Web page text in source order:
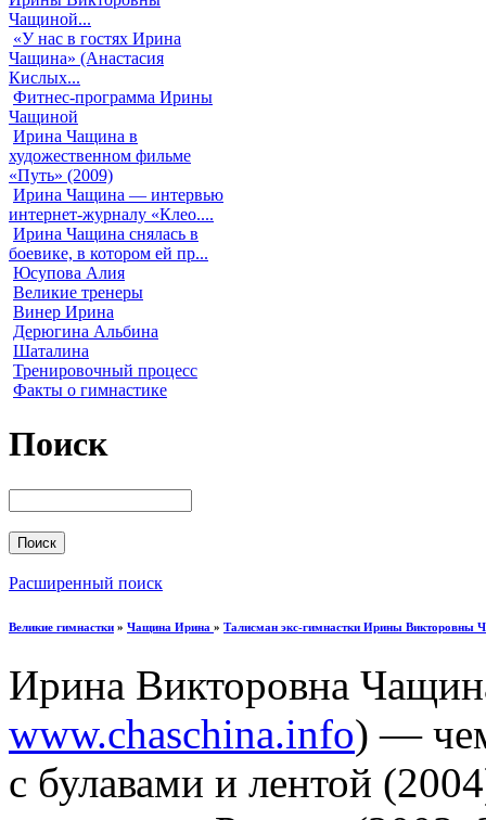
Чащиной...
«У нас в гостях Ирина
Чащина» (Анастасия
Кислых...
Фитнес-программа Ирины
Чащиной
Ирина Чащина в
художественном фильме
«Путь» (2009)
Ирина Чащина — интервью
интернет-журналу «Клео....
Ирина Чащина снялась в
боевике, в котором ей пр...
Юсупова Алия
Великие тренеры
Винер Ирина
Дерюгина Альбина
Шаталина
Тренировочный процесс
Факты о гимнастике
Поиск
Расширенный поиск
Великие гимнастки » Чащина Ирина » Талисман экс-гимнастки Ирины Викторовны
Ирина Викторовна
www.chaschina.info) —
с булавами и лентой